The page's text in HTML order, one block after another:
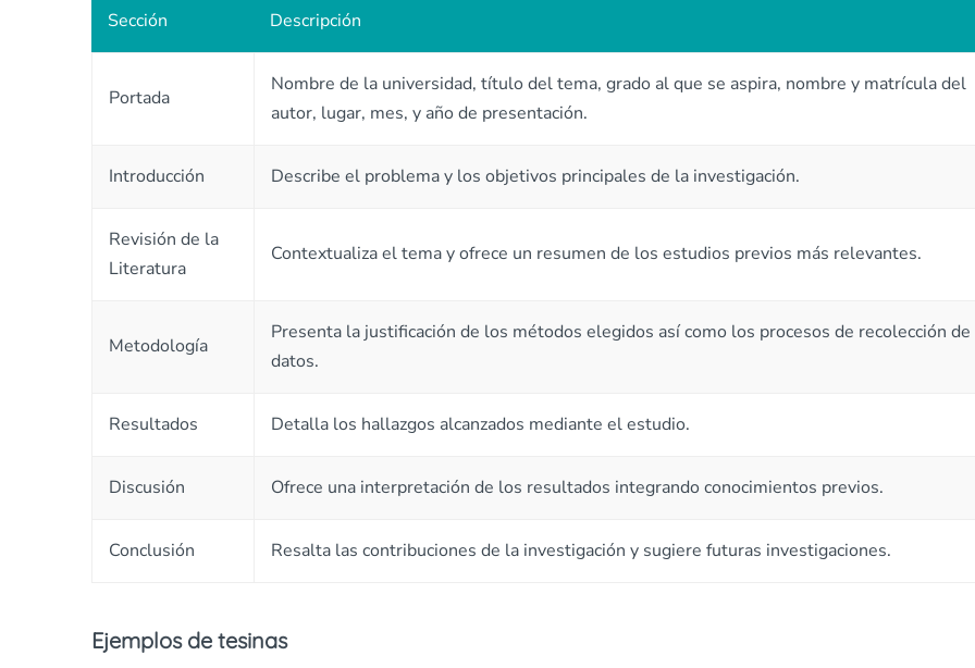
Sección Descripción
Portada
Nombre de la universidad, título del tema, grado al que se aspira, nombre y matrícula del
autor, lugar, mes, y año de presentación.
Introducción Describe el problema y los objetivos principales de la investigación.
Revisión de la
Literatura
Contextualiza el tema y ofrece un resumen de los estudios previos más relevantes.
Metodología
Presenta la justificación de los métodos elegidos así como los procesos de recolección de
datos.
Resultados Detalla los hallazgos alcanzados mediante el estudio.
Discusión Ofrece una interpretación de los resultados integrando conocimientos previos.
Conclusión Resalta las contribuciones de la investigación y sugiere futuras investigaciones.
Ejemplos de tesinas